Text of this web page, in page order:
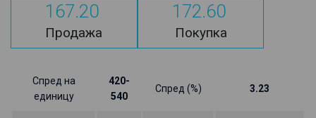
167.20
Продажа
172.60
Покупка
Спред на
единицу
420-
540
Спред (%) 3.23